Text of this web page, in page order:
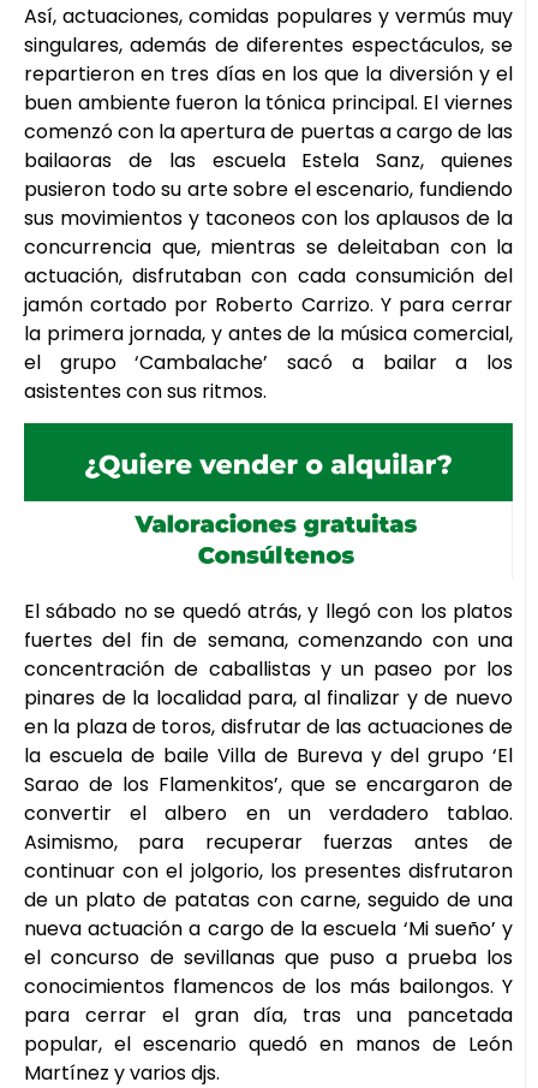
Así, actuaciones, comidas populares y vermús muy
singulares, además de diferentes espectáculos, se
repartieron en tres días en los que la diversión y el
buen ambiente fueron la tónica principal. El viernes
comenzó con la apertura de puertas a cargo de las
bailaoras de las escuela Estela Sanz, quienes
pusieron todo su arte sobre el escenario, fundiendo
sus movimientos y taconeos con los aplausos de la
concurrencia que, mientras se deleitaban con la
actuación, disfrutaban con cada consumición del
jamón cortado por Roberto Carrizo. Y para cerrar
la primera jornada, y antes de la música comercial,
el grupo ‘Cambalache’ sacó a bailar a los
asistentes con sus ritmos.
El sábado no se quedó atrás, y llegó con los platos
fuertes del fin de semana, comenzando con una
concentración de caballistas y un paseo por los
pinares de la localidad para, al finalizar y de nuevo
en la plaza de toros, disfrutar de las actuaciones de
la escuela de baile Villa de Bureva y del grupo ‘El
Sarao de los Flamenkitos’, que se encargaron de
convertir el albero en un verdadero tablao.
Asimismo, para recuperar fuerzas antes de
continuar con el jolgorio, los presentes disfrutaron
de un plato de patatas con carne, seguido de una
nueva actuación a cargo de la escuela ‘Mi sueño’ y
el concurso de sevillanas que puso a prueba los
conocimientos flamencos de los más bailongos. Y
para cerrar el gran día, tras una pancetada
popular, el escenario quedó en manos de León
Martínez y varios djs.